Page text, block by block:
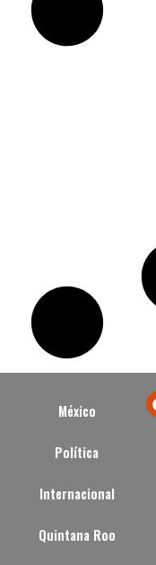
México
Política
Internacional
Quintana Roo